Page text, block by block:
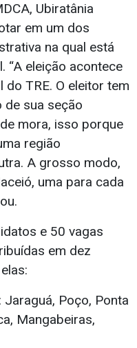
Ubiratânia
em um dos
na qual está
“A eleição acontece
TRE. O eleitor tem
de sua seção
mora, isso porque
região
A grosso modo,
uma para cada
e 50 vagas
em dez
Poço, Ponta
Mangabeiras,